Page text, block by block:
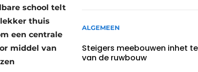
school telt
lekker thuis
een centrale
middel van
ALGEMEEN
Steigers meebouwen inhet
van de ruwbouw